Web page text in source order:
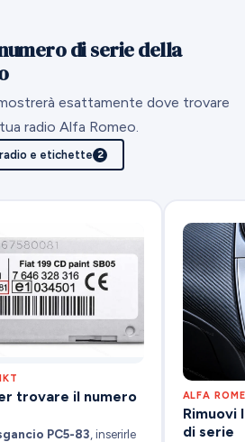
di serie della
esattamente dove trovare
radio Alfa Romeo.
e etichette 2
trovare il numero
PC5-83 , inserirle
ALFA
Rimuovi
di serie